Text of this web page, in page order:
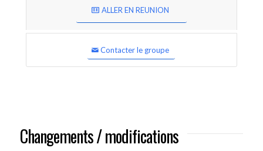
ALLER EN REUNION
Contacter le groupe
Changements / modifications